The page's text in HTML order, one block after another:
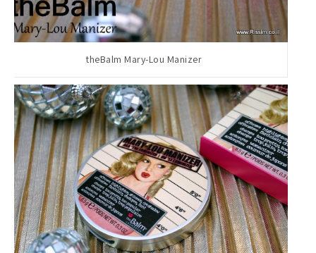
theBalm Mary-Lou Manizer